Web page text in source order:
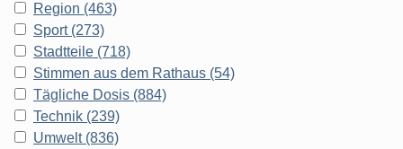
Region (463)
Sport (273)
Stadtteile (718)
Stimmen aus dem Rathaus (54)
Tägliche Dosis (884)
Technik (239)
Umwelt (836)